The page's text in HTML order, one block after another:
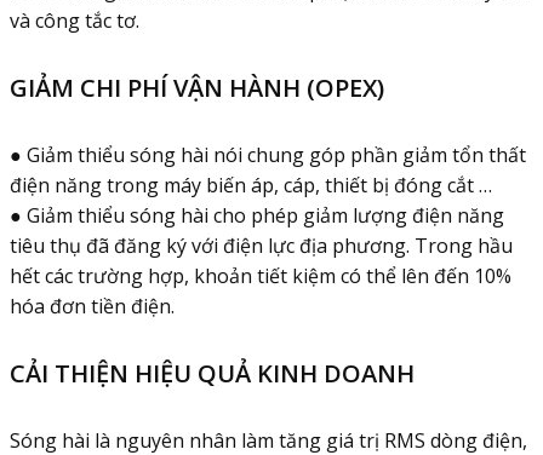
và công tắc tơ.
GIẢM CHI PHÍ VẬN HÀNH (OPEX)
● Giảm thiểu sóng hài nói chung góp phần giảm tổn thất
điện năng trong máy biến áp, cáp, thiết bị đóng cắt …
● Giảm thiểu sóng hài cho phép giảm lượng điện năng
tiêu thụ đã đăng ký với điện lực địa phương. Trong hầu
hết các trường hợp, khoản tiết kiệm có thể lên đến 10%
hóa đơn tiền điện.
CẢI THIỆN HIỆU QUẢ KINH DOANH
Sóng hài là nguyên nhân làm tăng giá trị RMS dòng điện,